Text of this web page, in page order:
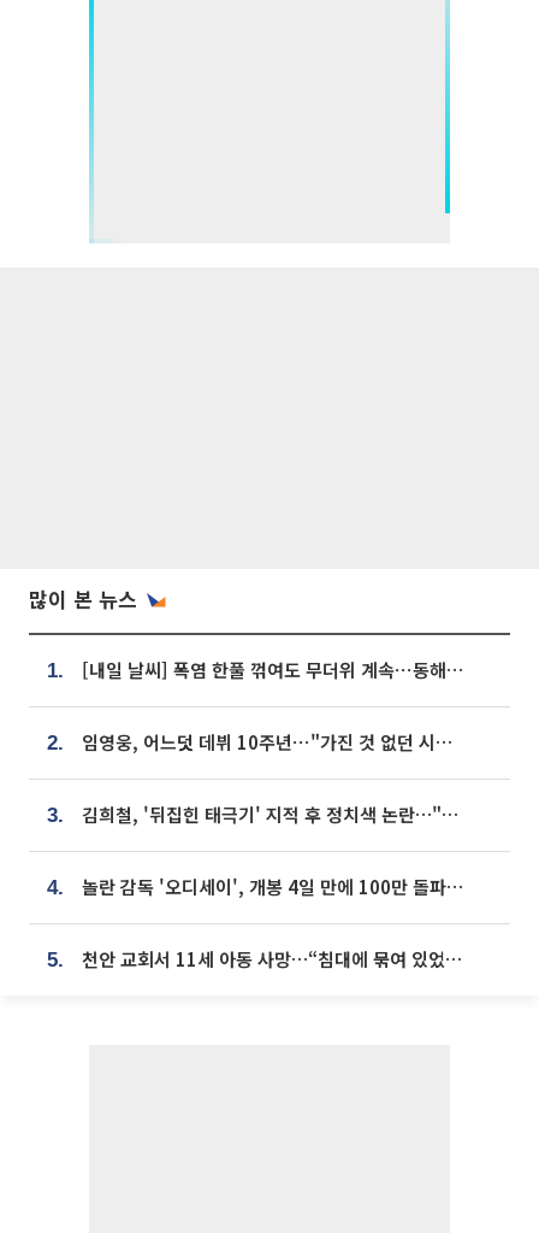
많이 본 뉴스
1. [내일 날씨] 폭염 한풀 꺾여도 무더위 계속⋯동해안 이틀 연속 비
2. 임영웅, 어느덧 데뷔 10주년⋯"가진 것 없던 시절, 내 앞엔 20명의 팬뿐"
3. 김희철, '뒤집힌 태극기' 지적 후 정치색 논란…"좌우 떠나 우리나라 국기"
4. 놀란 감독 '오디세이', 개봉 4일 만에 100만 돌파⋯'왕사남' 보다 빠르다
5. 천안 교회서 11세 아동 사망…“침대에 묶여 있었다” 진술 확보